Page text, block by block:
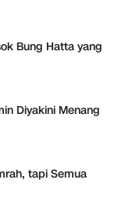
Bung Hatta yang
Diyakini Menang
tapi Semua